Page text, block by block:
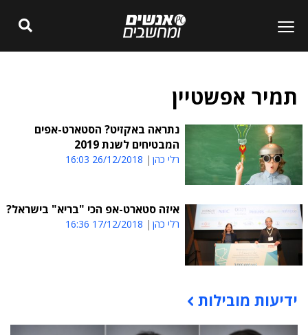
תמיר אפשטיין
נתראה באקזיט? הסטארט-אפים
המבטיחים לשנת 2019
רלי כהן 26/12/2018 16:03
איזה סטארט-אפ הכי "בריא" בישראל?
רלי כהן 17/12/2018 16:36
תוכן פרסומי
ידיעות מובילות